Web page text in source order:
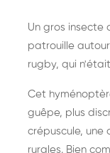
frelons
Un gros insecte
patrouille
rugby, qui
Cet
guêpe, plus
crépuscule, une
rurales. Bien